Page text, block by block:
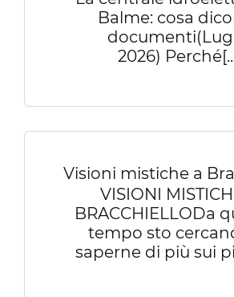
Balme: cosa
2026)
Visioni mistiche a
VISIONI
BRACCHIELLODa
tempo sto
saperne di più sui